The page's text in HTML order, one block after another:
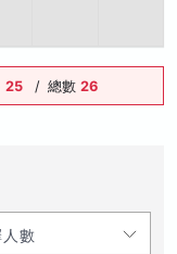
25 / 總數 26